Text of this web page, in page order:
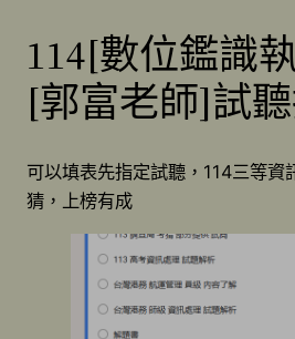
114[數位鑑識
[郭富老師]試
可以填表先指定試聽，114三等資
猜，上榜有成